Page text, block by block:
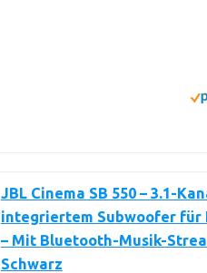
JBL Cinema SB 550 – 3.1-
integriertem Subwoofer für
– Mit Bluetooth-Musik-
Schwarz